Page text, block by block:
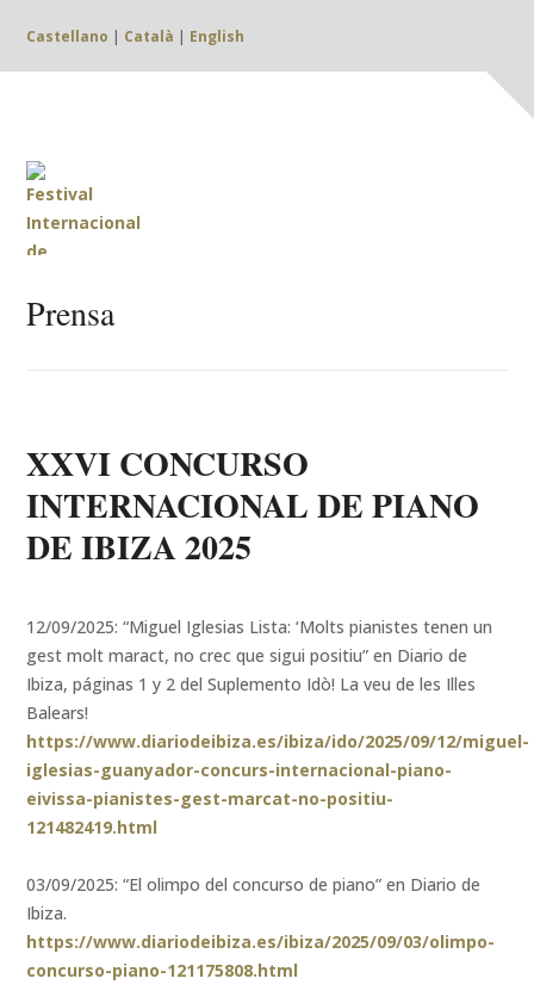
Castellano | Català | English
Prensa
XXVI CONCURSO
INTERNACIONAL DE PIANO
DE IBIZA 2025
12/09/2025: “Miguel Iglesias Lista: ‘Molts pianistes tenen un
gest molt maract, no crec que sigui positiu” en Diario de
Ibiza, páginas 1 y 2 del Suplemento Idò! La veu de les Illes
Balears!
https://www.diariodeibiza.es/ibiza/ido/2025/09/12/miguel-
iglesias-guanyador-concurs-internacional-piano-
eivissa-pianistes-gest-marcat-no-positiu-
121482419.html
03/09/2025: “El olimpo del concurso de piano” en Diario de
Ibiza.
https://www.diariodeibiza.es/ibiza/2025/09/03/olimpo-
concurso-piano-121175808.html